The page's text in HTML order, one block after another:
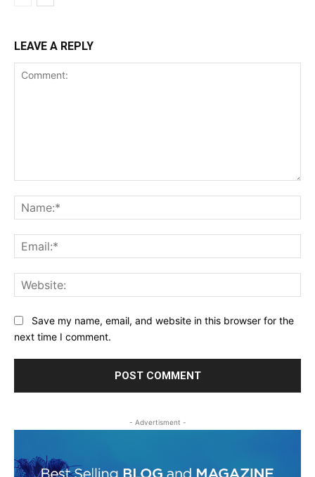
LEAVE A REPLY
Save my name, email, and website in this browser for the
next time I comment.
- Advertisment -